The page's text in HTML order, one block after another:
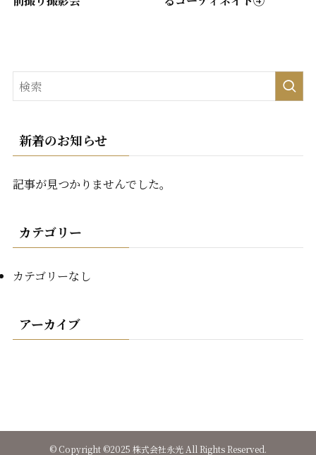
新着のお知らせ
記事が見つかりませんでした。
カテゴリー
カテゴリーなし
アーカイブ
© Copyright ©2025 株式会社永光 All Rights Reserved.